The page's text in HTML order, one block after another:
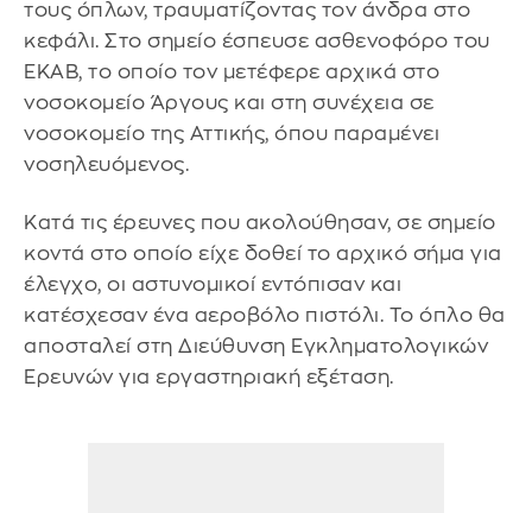
τους όπλων, τραυματίζοντας τον άνδρα στο
κεφάλι. Στο σημείο έσπευσε ασθενοφόρο του
ΕΚΑΒ, το οποίο τον μετέφερε αρχικά στο
νοσοκομείο Άργους και στη συνέχεια σε
νοσοκομείο της Αττικής, όπου παραμένει
νοσηλευόμενος.
Κατά τις έρευνες που ακολούθησαν, σε σημείο
κοντά στο οποίο είχε δοθεί το αρχικό σήμα για
έλεγχο, οι αστυνομικοί εντόπισαν και
κατέσχεσαν ένα αεροβόλο πιστόλι. Το όπλο θα
αποσταλεί στη Διεύθυνση Εγκληματολογικών
Ερευνών για εργαστηριακή εξέταση.